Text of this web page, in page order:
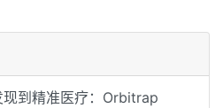
到精准医疗：Orbitrap